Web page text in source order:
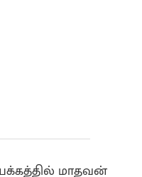
மாதவன்